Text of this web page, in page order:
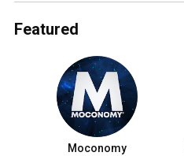
Featured
Moconomy